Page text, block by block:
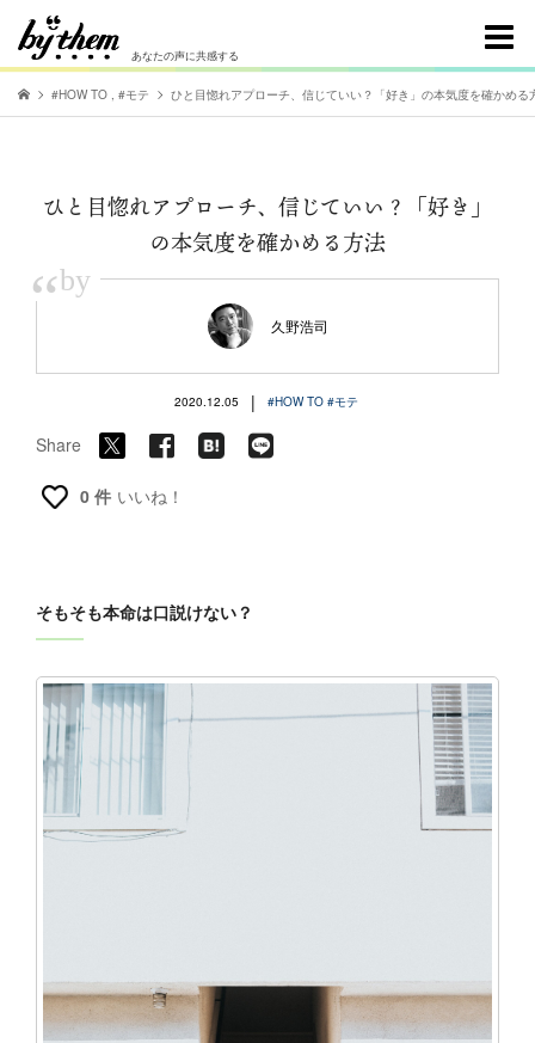
あなたの声に共感する
#HOW TO , #モテ ひと目惚れアプローチ、信じていい？「好き」の本気度を確かめる
ひと目惚れアプローチ、信じていい？「好き」
の本気度を確かめる方法
“by
久野浩司
2020.12.05 | #HOW TO #モテ
Share
0 件 いいね！
そもそも本命は口説けない？